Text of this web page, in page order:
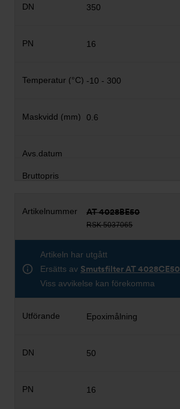
350
16
-10 - 300
0.6
AT 4028BE50
RSK 5037065
Artikeln har utgått
Ersätts av Smutsfilter AT 4028CE50
Viss avvikelse kan förekomma
Epoximålning
50
16